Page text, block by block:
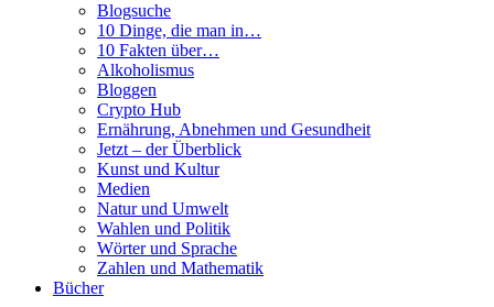
Blogsuche
10 Dinge, die man in…
10 Fakten über…
Alkoholismus
Bloggen
Crypto Hub
Ernährung, Abnehmen und Gesundheit
Jetzt – der Überblick
Kunst und Kultur
Medien
Natur und Umwelt
Wahlen und Politik
Wörter und Sprache
Zahlen und Mathematik
Bücher